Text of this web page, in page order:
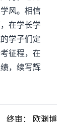
风。相信
在学长学
学子们定
征程，在
，续写辉
终审： 欧渊博